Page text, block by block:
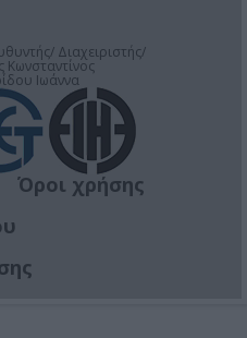
Διαχειριστής/
Κωνσταντίνος
Ιωάννα
Όροι χρήσης